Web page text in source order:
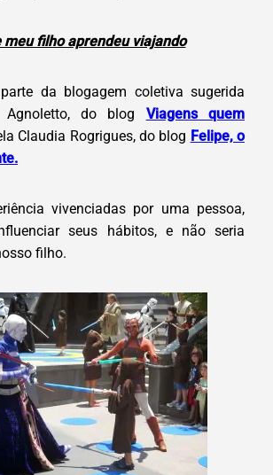
meu filho aprendeu viajando
da blogagem coletiva sugerida
Agnoletto, do blog Viagens quem
Claudia Rogrigues, do blog Felipe, o
vivenciadas por uma pessoa,
seus hábitos, e não seria
filho.